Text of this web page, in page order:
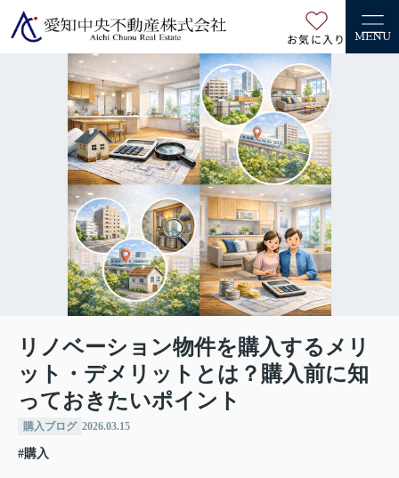
お気に入り MENU
リノベーション物件を購入するメリ
ット・デメリットとは？購入前に知
っておきたいポイント
購入ブログ 2026.03.15
#購入